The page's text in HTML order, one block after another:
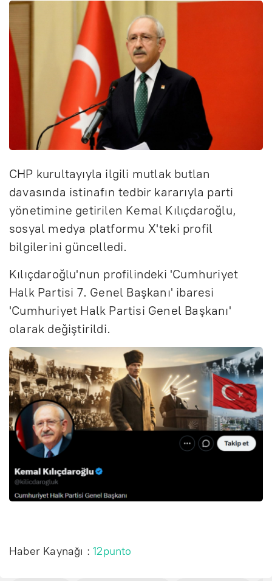
CHP kurultayıyla ilgili mutlak butlan
davasında istinafın tedbir kararıyla parti
yönetimine getirilen Kemal Kılıçdaroğlu,
sosyal medya platformu X'teki profil
bilgilerini güncelledi.
Kılıçdaroğlu'nun profilindeki 'Cumhuriyet
Halk Partisi 7. Genel Başkanı' ibaresi
'Cumhuriyet Halk Partisi Genel Başkanı'
olarak değiştirildi.
Haber Kaynağı :12punto